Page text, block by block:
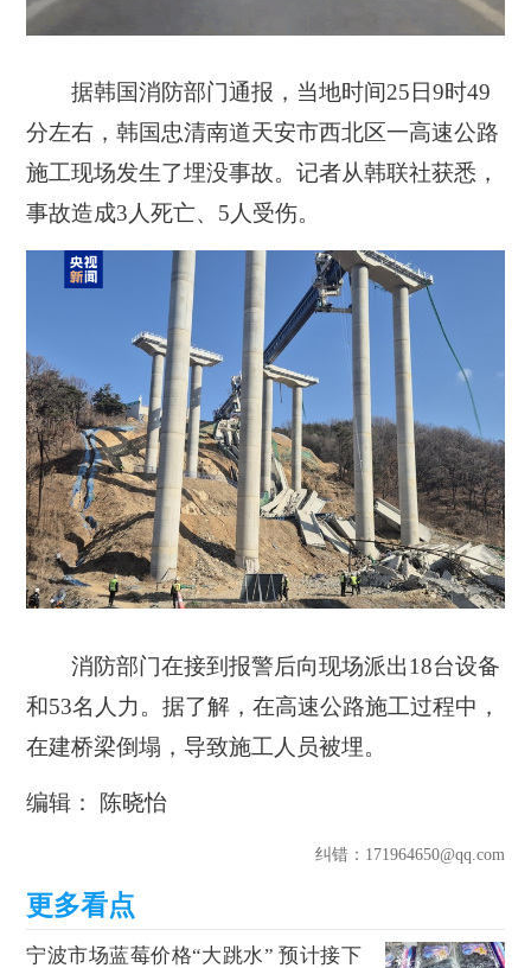
据韩国消防部门通报，当地时间25日9时49
分左右，韩国忠清南道天安市西北区一高速公路
施工现场发生了埋没事故。记者从韩联社获悉，
事故造成3人死亡、5人受伤。
消防部门在接到报警后向现场派出18台设备
和53名人力。据了解，在高速公路施工过程中，
在建桥梁倒塌，导致施工人员被埋。
编辑： 陈晓怡
纠错：171964650@qq.com
宁波市场蓝莓价格“大跳水” 预计接下